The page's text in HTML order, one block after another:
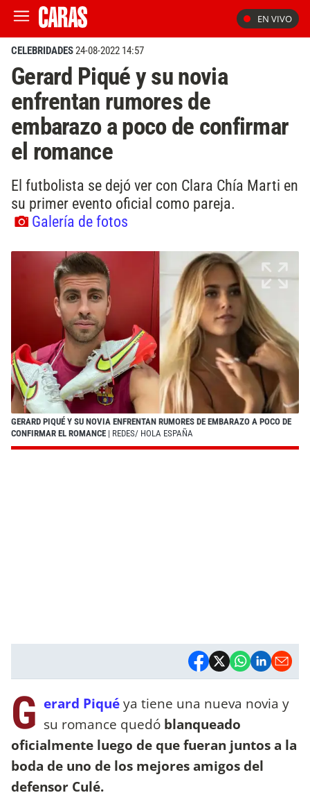
EN VIVO
CELEBRIDADES24-08-2022 14:57
Gerard Piqué y su novia
enfrentan rumores de
embarazo a poco de confirmar
el romance
El futbolista se dejó ver con Clara Chía Marti en
su primer evento oficial como pareja.
Galería de fotos
GERARD PIQUÉ Y SU NOVIA ENFRENTAN RUMORES DE EMBARAZO A POCO DE
CONFIRMAR EL ROMANCE | REDES/ HOLA ESPAÑA
G erard Piquéya tiene una nueva novia y
su romance quedó blanqueado
oficialmente luego de que fueran juntos a la
boda de uno de los mejores amigos del
defensor Culé.